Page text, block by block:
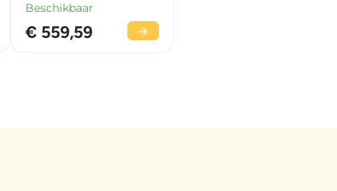
Beschikbaar
€ 559,59